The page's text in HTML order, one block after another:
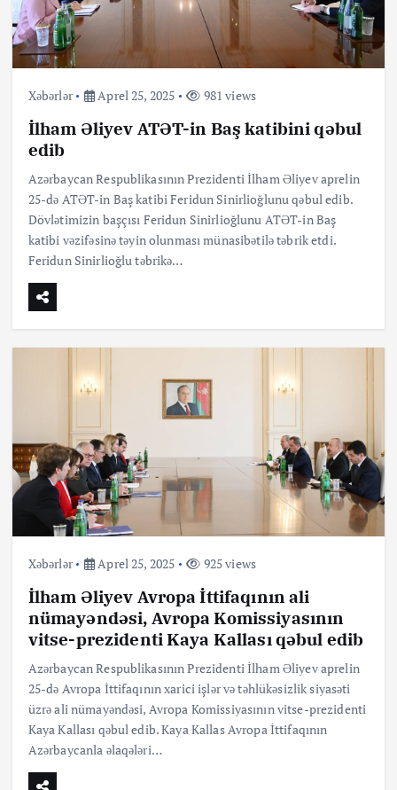
Xəbərlər Aprel 25, 2025 981 views
İlham Əliyev ATƏT-in Baş katibini qəbul
edib
Azərbaycan Respublikasının Prezidenti İlham Əliyev aprelin
25-də ATƏT-in Baş katibi Feridun Sinirlioğlunu qəbul edib.
Dövlətimizin başçısı Feridun Sinirlioğlunu ATƏT-in Baş
katibi vəzifəsinə təyin olunması münasibətilə təbrik etdi.
Feridun Sinirlioğlu təbrikə…
Xəbərlər Aprel 25, 2025 925 views
İlham Əliyev Avropa İttifaqının ali
nümayəndəsi, Avropa Komissiyasının
vitse-prezidenti Kaya Kallası qəbul edib
Azərbaycan Respublikasının Prezidenti İlham Əliyev aprelin
25-də Avropa İttifaqının xarici işlər və təhlükəsizlik siyasəti
üzrə ali nümayəndəsi, Avropa Komissiyasının vitse-prezidenti
Kaya Kallası qəbul edib. Kaya Kallas Avropa İttifaqının
Azərbaycanla əlaqələri…